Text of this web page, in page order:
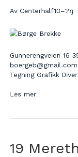
Av Centerhalf10–?ŋ |
Gunnerengveien 16
Tegning Grafikk
Les mer
19